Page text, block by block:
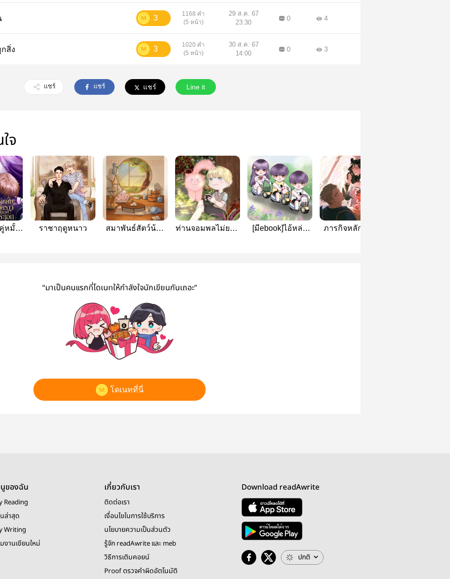
3
1168 คำ
(5 หน้า)
29 ส.ค. 67
23:30
0 4
กสิ่ง 3
1020 คำ
(5 หน้า)
30 ส.ค. 67
14:00
0 3
แชร์ แชร์ แชร์ Line it
จ
หมั้น
ราชาฤดูหนาว
สมาพันธ์สัตว์น้อย
ท่านจอมพลไม่ยอม
[มีebook]ไอ้หล่อ
ภารกิจหลักของผู้
“มาเป็นคนแรกที่โดเนทให้กำลังใจนักเขียนกันเถอะ”
โดเนทที่นี่
นูของฉัน
Reading
ล่าสุด
Writing
งานเขียนใหม่
เกี่ยวกับเรา
ติดต่อเรา
เงื่อนไขในการใช้บริการ
นโยบายความเป็นส่วนตัว
รู้จัก readAwrite และ meb
วิธีการเติมคอยน์
Proof ตรวจคำผิดอัตโนมัติ
Download readAwrite
ปกติ